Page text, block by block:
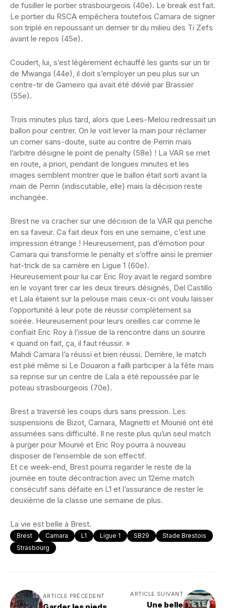
de fusiller le portier strasbourgeois (40e). Le break est fait.
Le portier du RSCA empêchera toutefois Camara de signer
son triplé en repoussant un dernier tir du milieu des Ti Zefs
avant le repos (45e).
Coudert, lui, s’est légèrement échauffé les gants sur un tir
de Mwanga (44e), il doit s’employer un peu plus sur un
centre-tir de Gameiro qui avait été dévié par Brassier
(55e).
Trois minutes plus tard, alors que Lees-Melou redressait un
ballon pour centrer. On le voit lever la main pour réclamer
un corner sans-doute, suite au contre de Perrin mais
l’arbitre désigne le point de penalty (58e) ! La VAR se met
en route, a priori, pendant de longues minutes et les
images semblent montrer que le ballon était sorti avant la
main de Perrin (indiscutable, elle) mais la décision reste
inchangée.
Brest ne va cracher sur une décision de la VAR qui penche
en sa faveur. Ca fait deux fois en une semaine, c’est une
impression étrange ! Heureusement, pas d’émotion pour
Camara qui transforme le penalty et s’offre ainsi le premier
hat-trick de sa carrière en Ligue 1 (60e).
Heureusement pour lui car Eric Roy avait le regard sombre
en le voyant tirer car les deux tireurs désignés, Del Castillo
et Lala étaient sur la pelouse mais ceux-ci ont voulu laisser
l’opportunité à leur pote de réussir complètement sa
soirée. Heureusement pour leurs oreilles car comme le
confiait Eric Roy à l’issue de la rencontre dans un sourire
« quand on fait, ça, il faut réussir. »
Mahdi Camara l’a réussi et bien réussi. Derrière, le match
est plié même si Le Douaron a failli participer à la fête mais
sa reprise sur un centre de Lala a été repoussée par le
poteau strasbourgeois (70e).
Brest a traversé les coups durs sans pression. Les
suspensions de Bizot, Camara, Magnetti et Mounié ont été
assumées sans difficulté. Il ne reste plus qu’un seul match
à purger pour Mounié et Eric Roy pourra à nouveau
disposer de l’ensemble de son effectif.
Et ce week-end, Brest pourra regarder le reste de la
journée en toute décontraction avec un 12eme match
consécutif sans défaite en L1 et l’assurance de rester le
deuxième de la classe une semaine de plus.
La vie est belle à Brest.
Brest Camara L1 Ligue 1 SB29
Stade Brestois
Strasbourg
ARTICLE PRÉCÉDENT ARTICLE SUIVANT
Une belle